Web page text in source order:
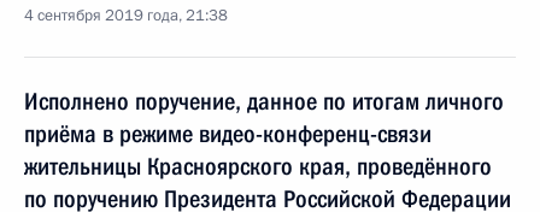
4 сентября 2019 года, 21:38
Исполнено поручение, данное по итогам личного
приёма в режиме видео-конференц-связи
жительницы Красноярского края, проведённого
по поручению Президента Российской Федерации